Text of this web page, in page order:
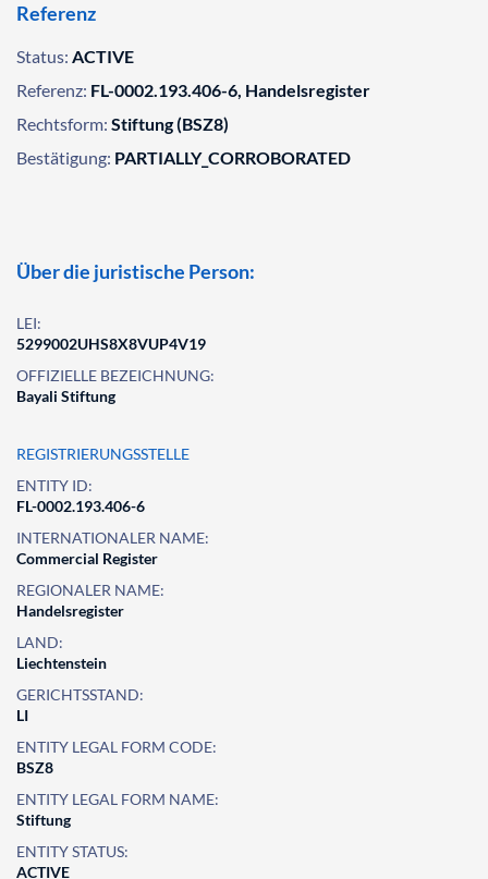
Referenz
Status: ACTIVE
Referenz: FL-0002.193.406-6, Handelsregister
Rechtsform: Stiftung (BSZ8)
Bestätigung: PARTIALLY_CORROBORATED
Über die juristische Person:
LEI:
5299002UHS8X8VUP4V19
OFFIZIELLE BEZEICHNUNG:
Bayali Stiftung
REGISTRIERUNGSSTELLE
ENTITY ID:
FL-0002.193.406-6
INTERNATIONALER NAME:
Commercial Register
REGIONALER NAME:
Handelsregister
LAND:
Liechtenstein
GERICHTSSTAND:
LI
ENTITY LEGAL FORM CODE:
BSZ8
ENTITY LEGAL FORM NAME:
Stiftung
ENTITY STATUS:
ACTIVE